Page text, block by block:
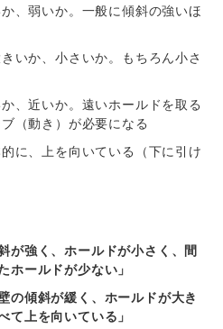
、弱いか。一般に傾斜の強いほ
いか、小さいか。もちろん小さ
、近いか。遠いホールドを取る
（動き）が必要になる
に、上を向いている（下に引け
斜が強く、ホールドが小さく、間
ホールドが少ない」
壁の傾斜が緩く、ホールドが大き
て上を向いている」